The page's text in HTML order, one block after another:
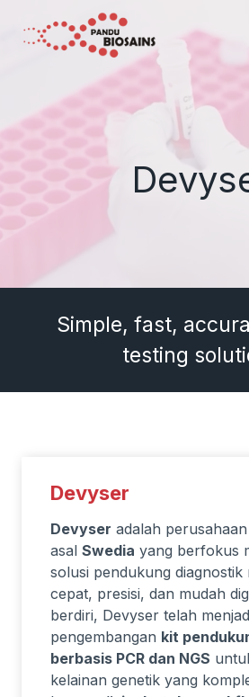
Simple, fast,
testing
Devyser
Devyser adalah
asal Swedia yang berfokus
solusi pendukung
cepat, presisi, dan mudah
berdiri, Devyser telah
pengembangan kit
berbasis PCR dan NGS
kelainan genetik yang